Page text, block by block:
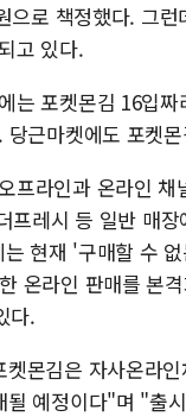
으로 책정했다. 그
고 있다.
는 포켓몬김 16입
근마켓에도 포켓
프라인과 온라인
프레시 등 일반 매
현재 '구매할 수
온라인 판매를 본
다.
몬김은 자사온라
될 예정이다"며 "출